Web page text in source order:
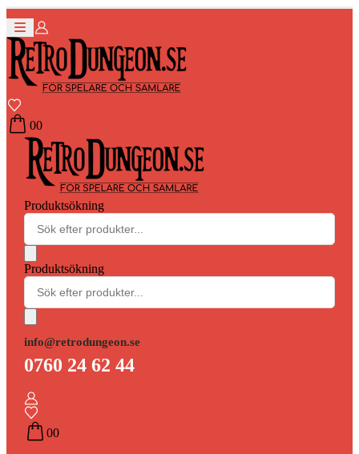
00
Produktsökning
Produktsökning
info@retrodungeon.se
0760 24 62 44
00